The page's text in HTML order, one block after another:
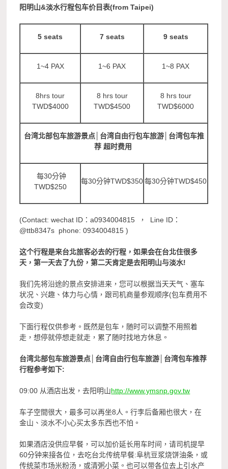
阳明山&淡水行程包车价目表(from Taipei)
5 seats 7 seats 9 seats
1~4 PAX 1~6 PAX 1~8 PAX
8hrs tour
TWD$4000
8 hrs tour
TWD$4500
8 hrs tour
TWD$6000
台湾北部包车旅游景点│台湾自由行包车旅游│台湾包车推
荐 超时费用​
每30分钟
TWD$250
每30分钟TWD$350 每30分钟TWD$450
(Contact: wechat ID：a0934004815 ， Line ID：
@ttb8347s phone: 0934004815 )
这个行程是来台北旅客必去的行程，如果会在台北住很多
天，第一天去了九份，第二天肯定是去阳明山与淡水!
我们先将沿途的景点安排进来，您可以根据当天天气、塞车
状况、兴趣、体力与心情，跟司机商量参观顺序(包车费用不
会改变)
下面行程仅供参考。既然是包车，随时可以调整不用照着
走，想停就停想走就走，累了随时找地方休息。
台湾北部包车旅游景点│台湾自由行包车旅游│台湾包车推荐
行程参考如下:
09:00 从酒店出发，去阳明山http://www.ymsnp.gov.tw
车子空間很大，最多可以再坐8人。行李后备厢也很大，在
金山、淡水不小心买太多东西也不怕。
如果酒店没供应早餐，可以加价延长用车时间，请司机提早
60分钟来接各位，去吃台北传统早餐:阜杭豆浆烧饼油条，或
传统菜市场米粉汤，或清粥小菜。也可以带各位去上引水产